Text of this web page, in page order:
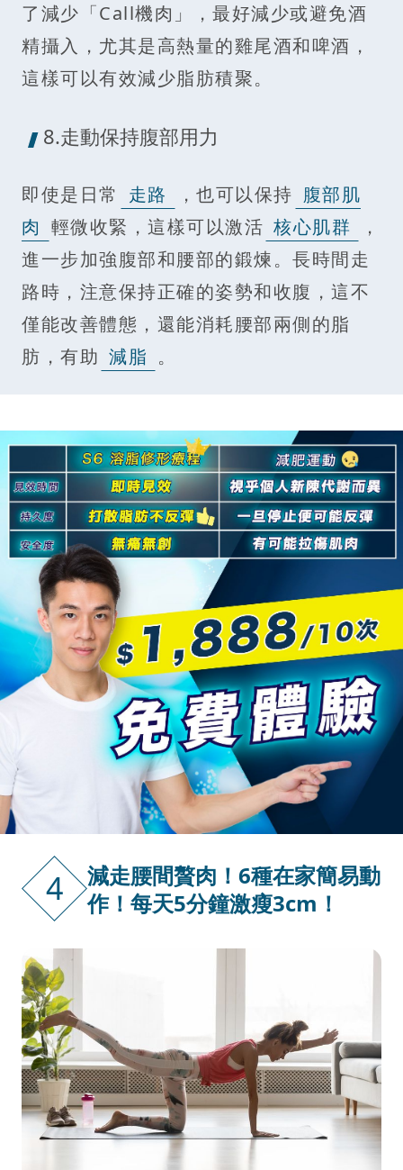
了減少「Call機肉」，最好減少或避免酒
精攝入，尤其是高熱量的雞尾酒和啤酒，
這樣可以有效減少脂肪積聚。
8.走動保持腹部用力
即使是日常 走路 ，也可以保持 腹部肌
肉 輕微收緊，這樣可以激活 核心肌群
，
進一步加強腹部和腰部的鍛煉。長時間走
路時，注意保持正確的姿勢和收腹，這不
僅能改善體態，還能消耗腰部兩側的脂
肪，有助 減脂 。
4
減走腰間贅肉！6種在家簡易動
作！每天5分鐘激瘦3cm！